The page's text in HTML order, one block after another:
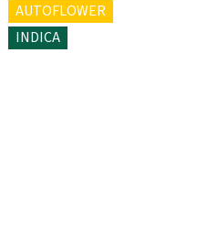
AUTOFLOWER
INDICA